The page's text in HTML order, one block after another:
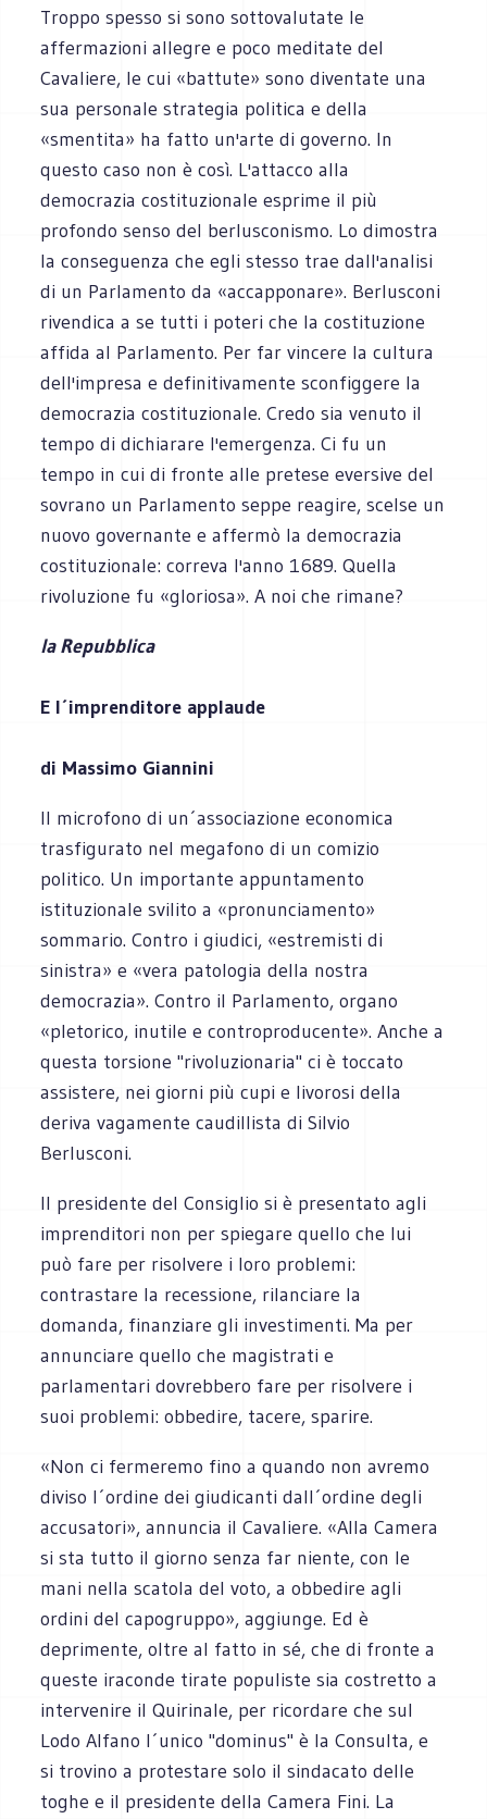
Troppo spesso si sono sottovalutate le
affermazioni allegre e poco meditate del
Cavaliere, le cui «battute» sono diventate una
sua personale strategia politica e della
«smentita» ha fatto un'arte di governo. In
questo caso non è così. L'attacco alla
democrazia costituzionale esprime il più
profondo senso del berlusconismo. Lo dimostra
la conseguenza che egli stesso trae dall'analisi
di un Parlamento da «accapponare». Berlusconi
rivendica a se tutti i poteri che la costituzione
affida al Parlamento. Per far vincere la cultura
dell'impresa e definitivamente sconfiggere la
democrazia costituzionale. Credo sia venuto il
tempo di dichiarare l'emergenza. Ci fu un
tempo in cui di fronte alle pretese eversive del
sovrano un Parlamento seppe reagire, scelse un
nuovo governante e affermò la democrazia
costituzionale: correva l'anno 1689. Quella
rivoluzione fu «gloriosa». A noi che rimane?
la Repubblica
E l´imprenditore applaude
di Massimo Giannini
Il microfono di un´associazione economica
trasfigurato nel megafono di un comizio
politico. Un importante appuntamento
istituzionale svilito a «pronunciamento»
sommario. Contro i giudici, «estremisti di
sinistra» e «vera patologia della nostra
democrazia». Contro il Parlamento, organo
«pletorico, inutile e controproducente». Anche a
questa torsione "rivoluzionaria" ci è toccato
assistere, nei giorni più cupi e livorosi della
deriva vagamente caudillista di Silvio
Berlusconi.
Il presidente del Consiglio si è presentato agli
imprenditori non per spiegare quello che lui
può fare per risolvere i loro problemi:
contrastare la recessione, rilanciare la
domanda, finanziare gli investimenti. Ma per
annunciare quello che magistrati e
parlamentari dovrebbero fare per risolvere i
suoi problemi: obbedire, tacere, sparire.
«Non ci fermeremo fino a quando non avremo
diviso l´ordine dei giudicanti dall´ordine degli
accusatori», annuncia il Cavaliere. «Alla Camera
si sta tutto il giorno senza far niente, con le
mani nella scatola del voto, a obbedire agli
ordini del capogruppo», aggiunge. Ed è
deprimente, oltre al fatto in sé, che di fronte a
queste iraconde tirate populiste sia costretto a
intervenire il Quirinale, per ricordare che sul
Lodo Alfano l´unico "dominus" è la Consulta, e
si trovino a protestare solo il sindacato delle
toghe e il presidente della Camera Fini. La